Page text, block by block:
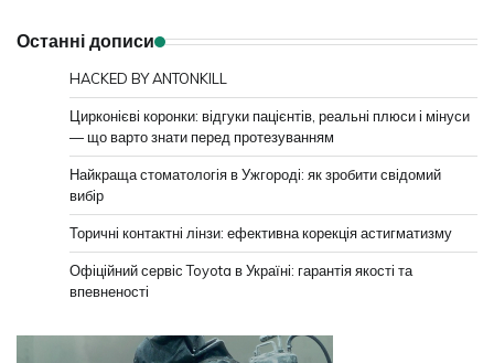
Останні дописи
HACKED BY ANTONKILL
Цирконієві коронки: відгуки пацієнтів, реальні плюси і мінуси
— що варто знати перед протезуванням
Найкраща стоматологія в Ужгороді: як зробити свідомий
вибір
Торичні контактні лінзи: ефективна корекція астигматизму
Офіційний сервіс Toyota в Україні: гарантія якості та
впевненості